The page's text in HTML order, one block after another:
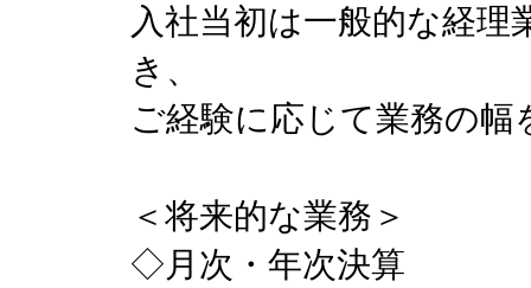
入社当初は一般的な経
き、
ご経験に応じて業務の
＜将来的な業務＞
◇月次・年次決算